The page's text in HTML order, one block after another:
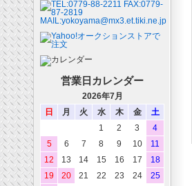
営業日カレンダー
2026年7月
日
月 火 水 木 金
土
1
2 3
4
5
6 7 8 9 10
11
12
13 14 15 16 17
18
19
20 21 22 23 24
25